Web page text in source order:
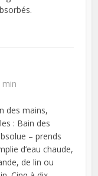
min
des mains,
: Bain des
– prends
d’eau chaude,
de lin ou